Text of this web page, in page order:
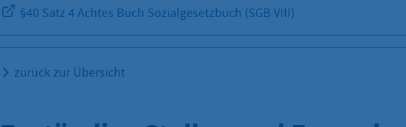
§40 Satz 4 Achtes Buch Sozialgesetzbuch (SGB VIII)
zurück zur Übersicht